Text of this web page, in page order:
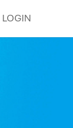
LOGIN